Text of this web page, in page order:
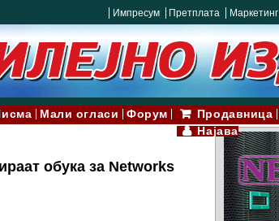
Импресум Претплата Маркетинг
Мали огласи Форум Продавница
Најава
обука за Networks